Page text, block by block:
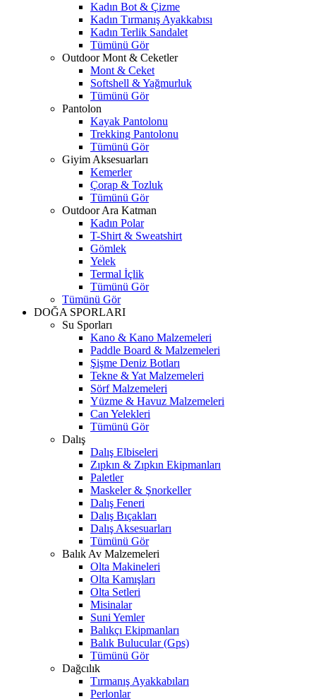
Kadın Bot & Çizme
Kadın Tırmanış Ayakkabısı
Kadın Terlik Sandalet
Tümünü Gör
Outdoor Mont & Ceketler
Mont & Ceket
Softshell & Yağmurluk
Tümünü Gör
Pantolon
Kayak Pantolonu
Trekking Pantolonu
Tümünü Gör
Giyim Aksesuarları
Kemerler
Çorap & Tozluk
Tümünü Gör
Outdoor Ara Katman
Kadın Polar
T-Shirt & Sweatshirt
Gömlek
Yelek
Termal İçlik
Tümünü Gör
Tümünü Gör
DOĞA SPORLARI
Su Sporları
Kano & Kano Malzemeleri
Paddle Board & Malzemeleri
Şişme Deniz Botları
Tekne & Yat Malzemeleri
Sörf Malzemeleri
Yüzme & Havuz Malzemeleri
Can Yelekleri
Tümünü Gör
Dalış
Dalış Elbiseleri
Zıpkın & Zıpkın Ekipmanları
Paletler
Maskeler & Şnorkeller
Dalış Feneri
Dalış Bıçakları
Dalış Aksesuarları
Tümünü Gör
Balık Av Malzemeleri
Olta Makineleri
Olta Kamışları
Olta Setleri
Misinalar
Suni Yemler
Balıkçı Ekipmanları
Balık Bulucular (Gps)
Tümünü Gör
Dağcılık
Tırmanış Ayakkabıları
Perlonlar